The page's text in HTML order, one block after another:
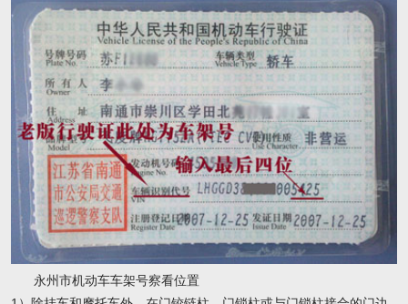
永州市机动车车架号察看位置